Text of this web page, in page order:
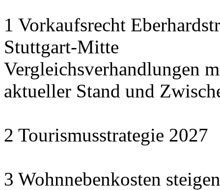
1 Vorkaufsrecht
Stuttgart-Mitte
Vergleichsverhandlungen
aktueller Stand und
2 Tourismusstrategie 2027
3 Wohnnebenkosten